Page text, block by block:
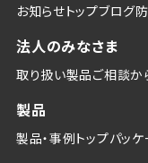
お知らせトップブログ
法人のみなさま
取り扱い製品ご相談か
製品
製品・事例トップパッ